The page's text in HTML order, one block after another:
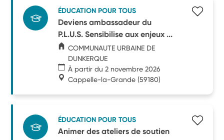
ÉDUCATION POUR TOUS
Deviens ambassadeur du
P.L.U.S. Sensibilise aux enjeux ...
COMMUNAUTE URBAINE DE
DUNKERQUE
À partir du 2 novembre 2026
Cappelle-la-Grande (59180)
ÉDUCATION POUR TOUS
Animer des ateliers de soutien